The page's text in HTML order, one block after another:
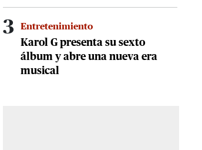
3 Entretenimiento
Karol G presenta su sexto
álbum y abre una nueva era
musical